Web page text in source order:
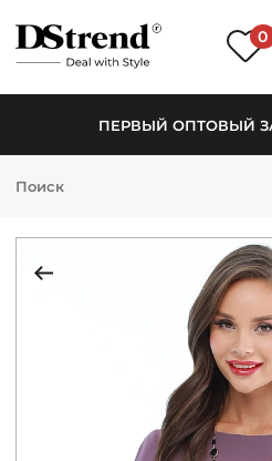
0
ПЕРВЫЙ ОПТОВЫЙ
КАТАЛОГ
НОВИНКИ
РАСПРОДАЖА